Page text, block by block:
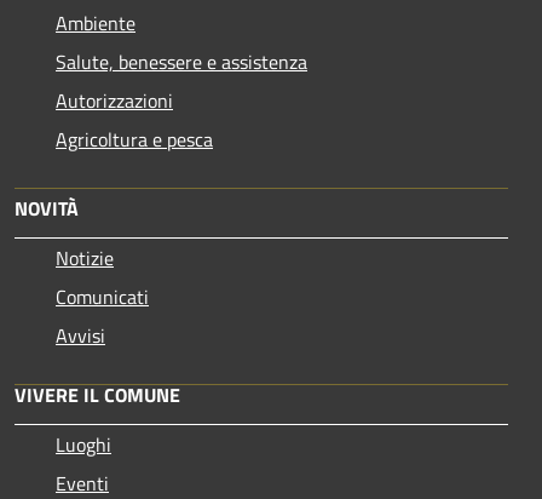
Ambiente
Salute, benessere e assistenza
Autorizzazioni
Agricoltura e pesca
NOVITÀ
Notizie
Comunicati
Avvisi
VIVERE IL COMUNE
Luoghi
Eventi